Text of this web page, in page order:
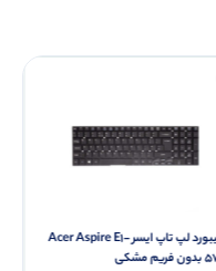
کیبورد لپ تاپ ایسر Acer Aspire E1-
مشکی